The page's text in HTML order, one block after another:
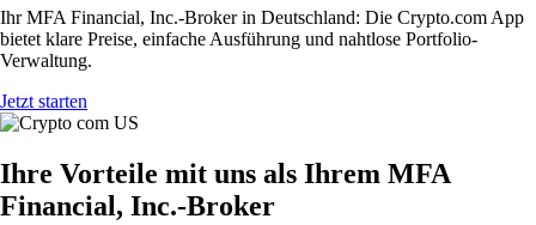
Ihr MFA Financial, Inc.-Broker in Deutschland: Die Crypto.com App
bietet klare Preise, einfache Ausführung und nahtlose Portfolio-
Verwaltung.
Jetzt starten
Ihre Vorteile mit uns als Ihrem MFA
Financial, Inc.-Broker